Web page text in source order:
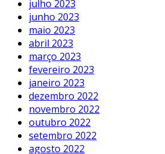
julho 2023
junho 2023
maio 2023
abril 2023
março 2023
fevereiro 2023
janeiro 2023
dezembro 2022
novembro 2022
outubro 2022
setembro 2022
agosto 2022